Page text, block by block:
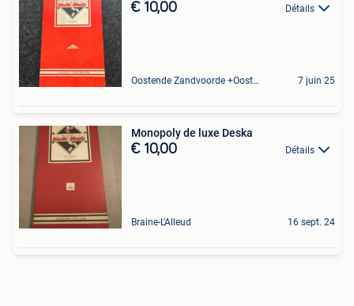
€ 10,00 Détails
Oostende Zandvoorde +Oostende 7 juin 25
Monopoly de luxe Deska
€ 10,00 Détails
Braine-L'Alleud 16 sept. 24